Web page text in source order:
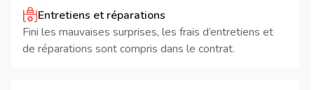
Entretiens et réparations
Fini les mauvaises surprises, les frais d’entretiens et
de réparations sont compris dans le contrat.